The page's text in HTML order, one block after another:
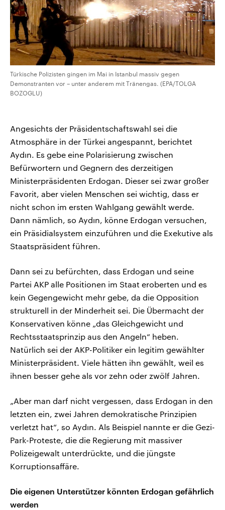
Türkische Polizisten gingen im Mai in Istanbul massiv gegen
Demonstranten vor – unter anderem mit Tränengas. (EPA/TOLGA
BOZOGLU)
Angesichts der Präsidentschaftswahl sei die
Atmosphäre in der Türkei angespannt, berichtet
Aydın. Es gebe eine Polarisierung zwischen
Befürwortern und Gegnern des derzeitigen
Ministerpräsidenten Erdogan. Dieser sei zwar großer
Favorit, aber vielen Menschen sei wichtig, dass er
nicht schon im ersten Wahlgang gewählt werde.
Dann nämlich, so Aydın, könne Erdogan versuchen,
ein Präsidialsystem einzuführen und die Exekutive als
Staatspräsident führen.
Dann sei zu befürchten, dass Erdogan und seine
Partei AKP alle Positionen im Staat eroberten und es
kein Gegengewicht mehr gebe, da die Opposition
strukturell in der Minderheit sei. Die Übermacht der
Konservativen könne „das Gleichgewicht und
Rechtsstaatsprinzip aus den Angeln“ heben.
Natürlich sei der AKP-Politiker ein legitim gewählter
Ministerpräsident. Viele hätten ihn gewählt, weil es
ihnen besser gehe als vor zehn oder zwölf Jahren.
„Aber man darf nicht vergessen, dass Erdogan in den
letzten ein, zwei Jahren demokratische Prinzipien
verletzt hat“, so Aydın. Als Beispiel nannte er die Gezi-
Park-Proteste, die die Regierung mit massiver
Polizeigewalt unterdrückte, und die jüngste
Korruptionsaffäre.
Die eigenen Unterstützer könnten Erdogan gefährlich
werden